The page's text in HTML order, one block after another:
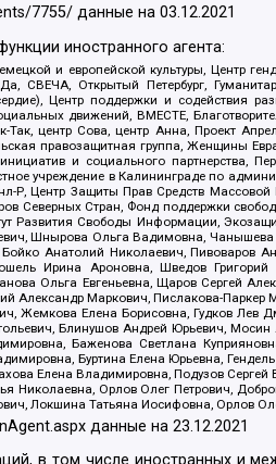
7755/ данные на03.12.2021
иностранного агента:
и европейской культуры, Центр
Открытый Петербург,
Центр поддержки и содействия
движений, ВМЕСТЕ,
Так, центр Сова, центр Анна, Проект
правозащитная группа, Женщины
и социального партнерства,
учреждение в Калининграде по
Р, Центр Защиты Прав Средств
Северных Стран, Фонд поддержки
Развития Свободы Информации,
Шнырова Ольга Вадимовна, Чанышева
Анатолий Николаевич, Пивоваров
Ирина Ароновна, Шведов
Ольга Евгеньевна, Щаров Сергей
Александр Маркович, Пислакова-
Жемкова Елена Борисовна, Гудков
Блинушов Андрей Юрьевич,
Баженова Светлана
Буртина Елена Юрьевна,
Елена Владимировна, Подузов
Николаевна, Орлов Олег Петрович,
Локшина Татьяна Иосифовна, Орлов
данные на23.12.2021
в том числе иностранных и